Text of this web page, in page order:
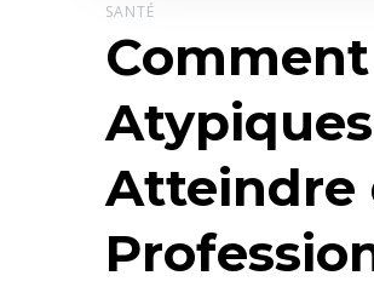
SANTÉ
Atteindre